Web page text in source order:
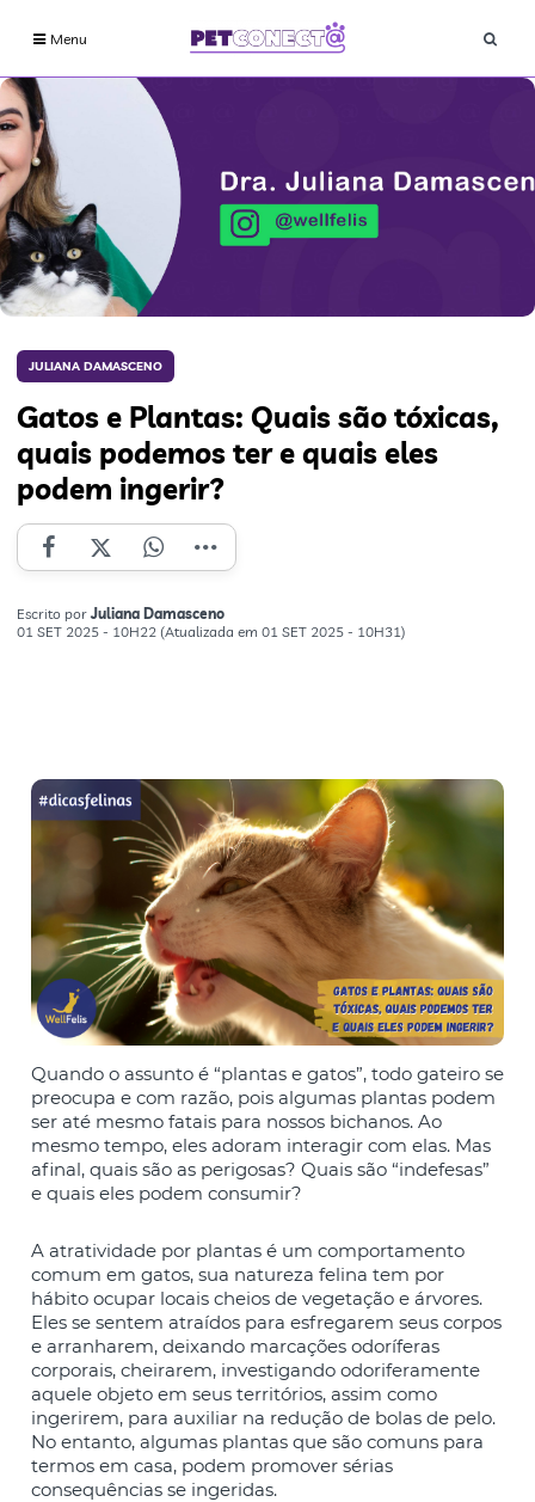
Menu
JULIANA DAMASCENO
Gatos e Plantas: Quais são tóxicas,
quais podemos ter e quais eles
podem ingerir?
Escrito por Juliana Damasceno
01 SET 2025 - 10H22 (Atualizada em 01 SET 2025 - 10H31)
Quando o assunto é “plantas e gatos”, todo gateiro se
preocupa e com razão, pois algumas plantas podem
ser até mesmo fatais para nossos bichanos. Ao
mesmo tempo, eles adoram interagir com elas. Mas
afinal, quais são as perigosas? Quais são “indefesas”
e quais eles podem consumir?
A atratividade por plantas é um comportamento
comum em gatos, sua natureza felina tem por
hábito ocupar locais cheios de vegetação e árvores.
Eles se sentem atraídos para esfregarem seus corpos
e arranharem, deixando marcações odoríferas
corporais, cheirarem, investigando odoriferamente
aquele objeto em seus territórios, assim como
ingerirem, para auxiliar na redução de bolas de pelo.
No entanto, algumas plantas que são comuns para
termos em casa, podem promover sérias
consequências se ingeridas.